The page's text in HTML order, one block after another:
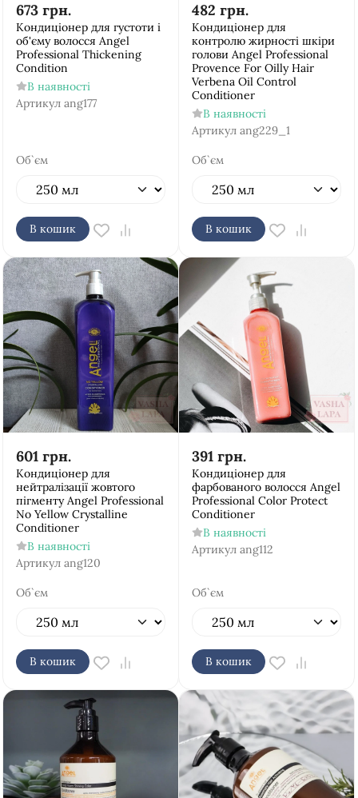
673 грн.
Кондиціонер для густоти і
об'єму волосся Аngel
Рrofessional Thickening
Condition
В наявності
Артикул ang177
Об`єм
В кошик
482 грн.
Кондиціонер для
контролю жирності шкіри
голови Аngel Рrofessional
Provence For Oilly Hair
Verbena Oil Control
Conditioner
В наявності
Артикул ang229_1
Об`єм
В кошик
601 грн.
Кондиціонер для
нейтралізації жовтого
пігменту Аngel Рrofessional
No Yellow Crystalline
Conditioner
В наявності
Артикул ang120
Об`єм
В кошик
391 грн.
Кондиціонер для
фарбованого волосся Аngel
Рrofessional Color Protect
Conditioner
В наявності
Артикул ang112
Об`єм
В кошик